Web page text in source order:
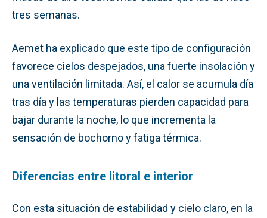
tres semanas.
Aemet ha explicado que este tipo de configuración
favorece cielos despejados, una fuerte insolación y
una ventilación limitada. Así, el calor se acumula día
tras día y las temperaturas pierden capacidad para
bajar durante la noche, lo que incrementa la
sensación de bochorno y fatiga térmica.
Diferencias entre litoral e interior
Con esta situación de estabilidad y cielo claro, en la